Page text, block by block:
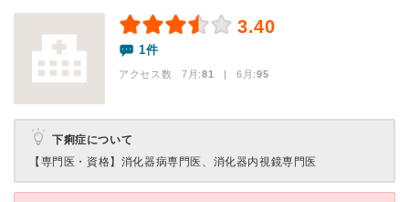
3.40
1件
アクセス数 7月:81 | 6月:95
下痢症について
【専門医・資格】 消化器病専門医、消化器内視鏡専門医